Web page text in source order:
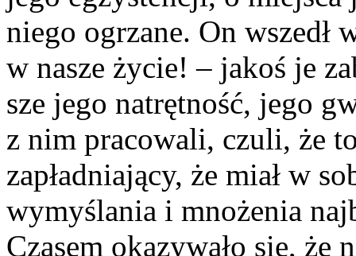
niego ogrzane. On wszedł
w na­sze życie! – jakoś je
sze jego natrętność, jego
z nim pracowali, czuli, że
zapładniający, że miał w
wymyślania i mnożenia
Czasem okazywało się, że